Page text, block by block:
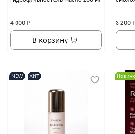
4 000 ₽
В корзину
3 200 ₽
NEW ХИТ